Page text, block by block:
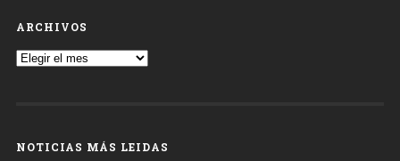
ARCHIVOS
Archivos
NOTICIAS MÁS LEIDAS